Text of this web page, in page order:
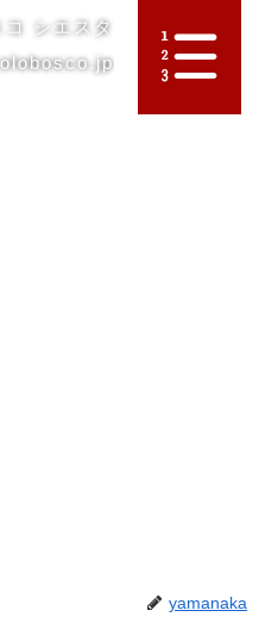
シエスタ
yamanaka